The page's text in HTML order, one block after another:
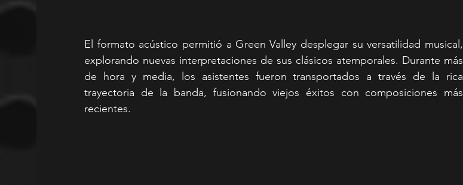
El formato acústico permitió a Green Valley desplegar su versatilidad musical,
explorando nuevas interpretaciones de sus clásicos atemporales. Durante más
de hora y media, los asistentes fueron transportados a través de la rica
trayectoria de la banda, fusionando viejos éxitos con composiciones más
recientes.